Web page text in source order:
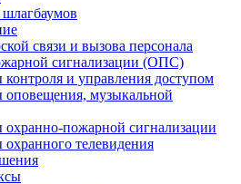
связи и вызова персонала
сигнализации (ОПС)
и управления доступом
оповещения, музыкальной
охранно-пожарной сигнализации
телевидения